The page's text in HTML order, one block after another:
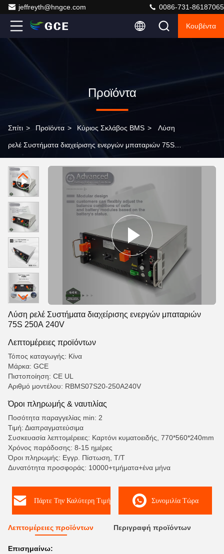
jeffreyth@hngce.com 0086-731-86187065
Κουβέντα
Προϊόντα
Σπίτι > Προϊόντα > Κύριος Σκλάβος BMS > Λύση
ρελέ Συστήματα διαχείρισης ενεργών μπαταριών 75S
Λύση ρελέ Συστήματα διαχείρισης ενεργών μπαταριών
75S 250A 240V
Λεπτομέρειες προϊόντων
Τόπος καταγωγής: Κίνα
Μάρκα: GCE
Πιστοποίηση: CE UL
Αριθμό μοντέλου: RBMS07S20-250A240V
Όροι πληρωμής & ναυτιλίας
Ποσότητα παραγγελίας min: 2
Τιμή: Διαπραγματεύσιμα
Συσκευασία λεπτομέρειες: Καρτόνι κυματοειδής, 770*560*240mm
Χρόνος παράδοσης: 8-15 ημέρες
Όροι πληρωμής: Εγγρ. Πίστωση, T/T
Δυνατότητα προσφοράς: 10000+τμήματα+ένα μήνα
Πάρτε Την Καλύτερη Τιμή Συνομιλία Τώρα
Λεπτομέρειες προϊόντων Περιγραφή προϊόντων
Επισημαίνω: